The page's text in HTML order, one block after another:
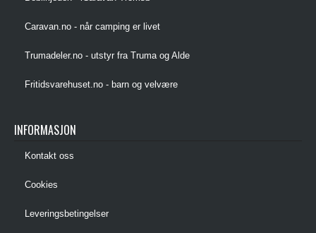
Caravan.no - når camping er livet
Trumadeler.no - utstyr fra Truma og Alde
Fritidsvarehuset.no - barn og velvære
INFORMASJON
Kontakt oss
Cookies
Leveringsbetingelser